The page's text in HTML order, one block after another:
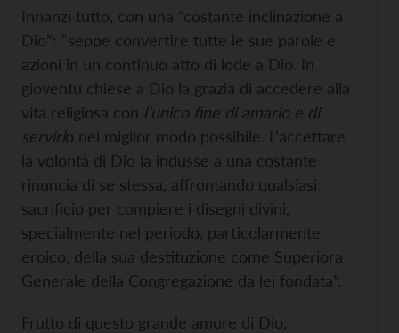
Innanzi tutto, con una “costante inclinazione a
Dio”: “seppe convertire tutte le sue parole e
azioni in un continuo atto di lode a Dio. In
gioventù chiese a Dio la grazia di accedere alla
vita religiosa con l’unico fine di amarlo e di
servirlo nel miglior modo possibile. L’accettare
la volontà di Dio la indusse a una costante
rinuncia di se stessa, affrontando qualsiasi
sacrificio per compiere i disegni divini,
specialmente nel periodo, particolarmente
eroico, della sua destituzione come Superiora
Generale della Congregazione da lei fondata”.
Frutto di questo grande amore di Dio,